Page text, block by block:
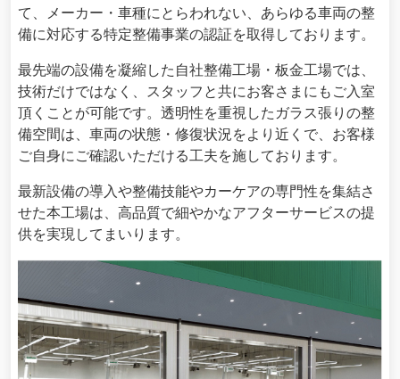
て、メーカー・車種にとらわれない、あらゆる車両の整
備に対応する特定整備事業の認証を取得しております。
最先端の設備を凝縮した自社整備工場・板金工場では、
技術だけではなく、スタッフと共にお客さまにもご入室
頂くことが可能です。透明性を重視したガラス張りの整
備空間は、車両の状態・修復状況をより近くで、お客様
ご自身にご確認いただける工夫を施しております。
最新設備の導入や整備技能やカーケアの専門性を集結さ
せた本工場は、高品質で細やかなアフターサービスの提
供を実現してまいります。